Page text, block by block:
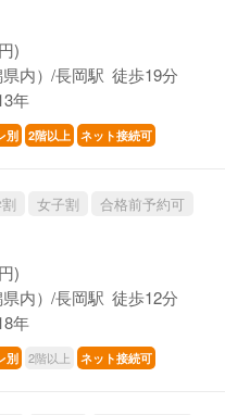
)
県内）/長岡駅 徒歩19分
年
別 2階以上 ネット接続可
女子割 合格前予約可
)
内）/長岡駅 徒歩12分
年
別 2階以上 ネット接続可